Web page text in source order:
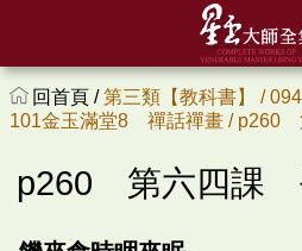
回首頁 /第三類【教科書】 /
101金玉滿堂8 禪話禪畫 / p260
p260 第六四課